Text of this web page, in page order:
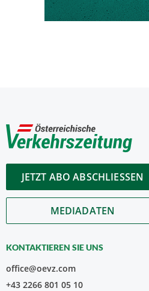
JETZT ABO ABSCHLIESSEN
MEDIADATEN
KONTAKTIEREN SIE UNS
office@oevz.com
+43 2266 801 05 10